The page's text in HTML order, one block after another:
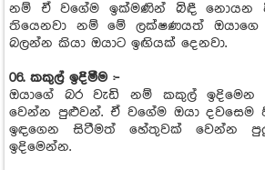
නම් ඒ වගේම ඉක්මණින් බිඳී නොයන
තියෙනවා නම් මේ ලක්ෂණයත්
බලන්න කියා ඔයා⁣ට ඉඟියක් දෙනවා.
06. කකුල් ඉදිමීම :-
ඔයාගේ බර වැඩි නම් කකුල් ඉදිමෙන
වෙන්න පුළුවන්. ඒ වගේම ඔයා දවසෙම
ඉඳගෙන සිටීමත් හේතුවක් වෙන්න
ඉදිමෙන්න.